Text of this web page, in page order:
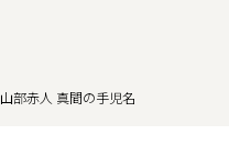
山部赤人 真間の手児名